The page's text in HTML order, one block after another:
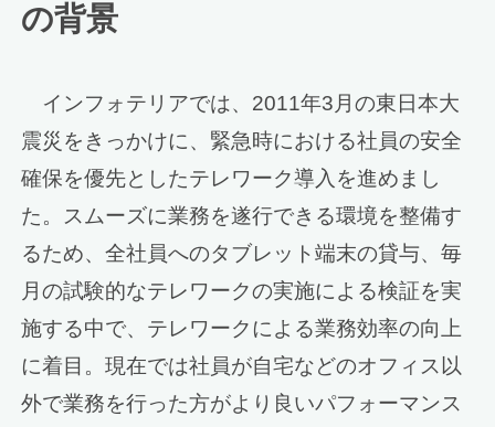
の背景
インフォテリアでは、2011年3月の東日本大
震災をきっかけに、緊急時における社員の安全
確保を優先としたテレワーク導入を進めまし
た。スムーズに業務を遂行できる環境を整備す
るため、全社員へのタブレット端末の貸与、毎
月の試験的なテレワークの実施による検証を実
施する中で、テレワークによる業務効率の向上
に着目。現在では社員が自宅などのオフィス以
外で業務を行った方がより良いパフォーマンス